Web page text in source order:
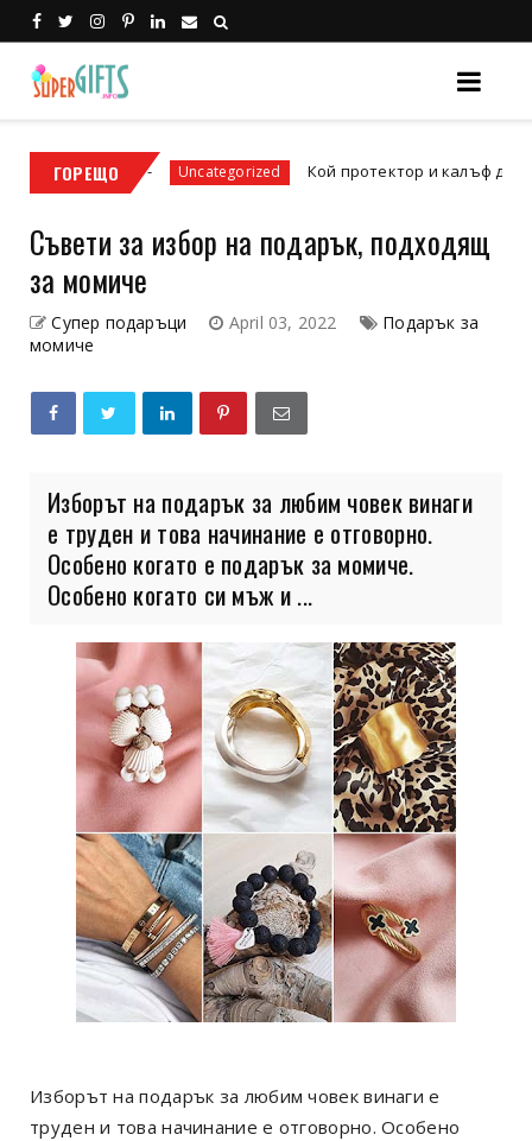
ГОРЕЩОUncategorized Кой протектор и калъф да изберем
Съвети за избор на подарък, подходящ
за момиче
Супер подаръци April 03, 2022
Подарък за
момиче
Изборът на подарък за любим човек винаги
е труден и това начинание е отговорно.
Особено когато е подарък за момиче.
Особено когато си мъж и ...
Изборът на подарък за любим човек винаги е
труден и това начинание е отговорно. Особено